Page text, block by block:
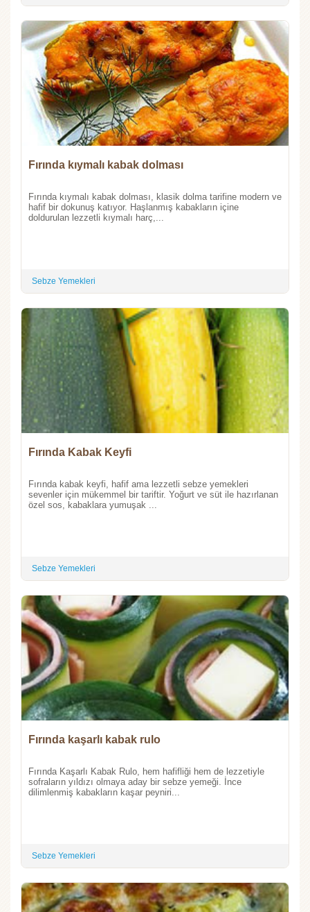
Fırında kıymalı kabak dolması
Fırında kıymalı kabak dolması, klasik dolma tarifine modern ve
hafif bir dokunuş katıyor. Haşlanmış kabakların içine
doldurulan lezzetli kıymalı harç,...
Sebze Yemekleri
Fırında Kabak Keyfi
Fırında kabak keyfi, hafif ama lezzetli sebze yemekleri
sevenler için mükemmel bir tariftir. Yoğurt ve süt ile hazırlanan
özel sos, kabaklara yumuşak ...
Sebze Yemekleri
Fırında kaşarlı kabak rulo
Fırında Kaşarlı Kabak Rulo, hem hafifliği hem de lezzetiyle
sofraların yıldızı olmaya aday bir sebze yemeği. İnce
dilimlenmiş kabakların kaşar peyniri...
Sebze Yemekleri